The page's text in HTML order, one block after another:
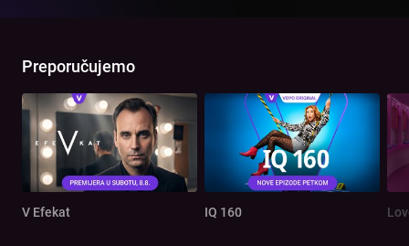
Preporučujemo
V Efekat IQ 160